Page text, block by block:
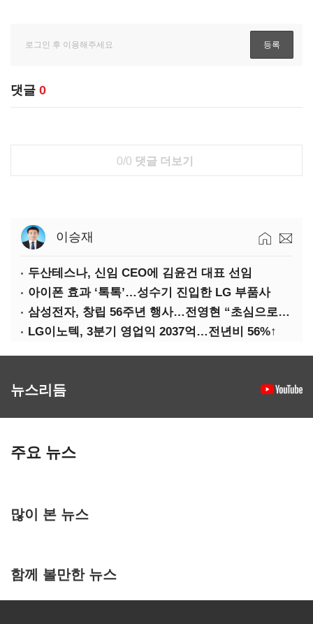
댓글 0
0/0 댓글 더보기
이승재
두산테스나, 신임 CEO에 김윤건 대표 선임
아이폰 효과 ‘톡톡’…성수기 진입한 LG 부품사
삼성전자, 창립 56주년 행사…전영현 “초심으로 경쟁력 회복해야”
LG이노텍, 3분기 영업익 2037억…전년비 56%↑
뉴스리듬
주요 뉴스
많이 본 뉴스
함께 볼만한 뉴스